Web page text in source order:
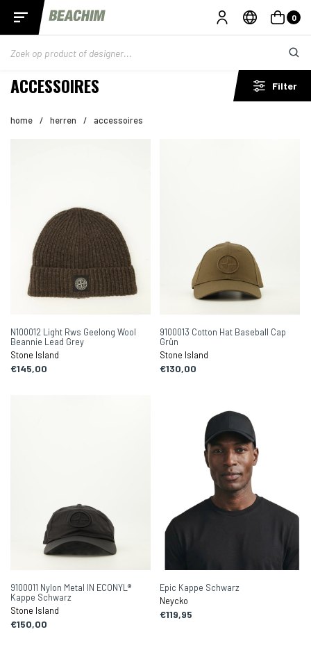
0
ACCESSOIRES Filter
home / herren / accessoires
N100012 Light Rws Geelong Wool
Beannie Lead Grey
Stone Island
€145,00
9100013 Cotton Hat Baseball Cap
Grün
Stone Island
€130,00
9100011 Nylon Metal IN ECONYL®
Kappe Schwarz
Stone Island
€150,00
Epic Kappe Schwarz
Neycko
€119,95